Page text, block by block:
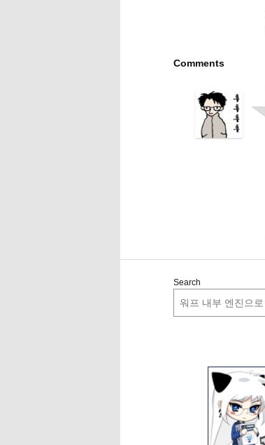
Comments
Search